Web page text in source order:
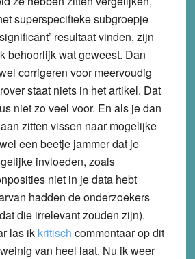
superspecifieke subgroepje
resultaat vinden, zijn
behoorlijk wat geweest. Dan
corrigeren voor meervoudig
staat niets in het artikel. Dat
niet zo veel voor. En als je dan
zitten vissen naar mogelijke
een beetje jammer dat je
invloeden, zoals
niet in je data hebt
hadden de onderzoekers
die irrelevant zouden zijn).
las ik kritisch commentaar op dit
van heel laat. Nu ik weer